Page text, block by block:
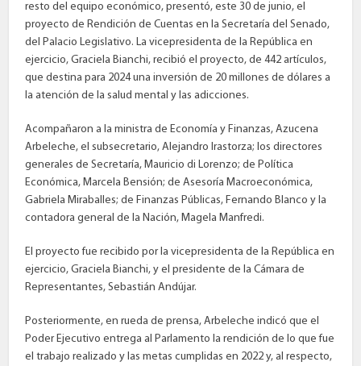
resto del equipo económico, presentó, este 30 de junio, el
proyecto de Rendición de Cuentas en la Secretaría del Senado,
del Palacio Legislativo. La vicepresidenta de la República en
ejercicio, Graciela Bianchi, recibió el proyecto, de 442 artículos,
que destina para 2024 una inversión de 20 millones de dólares a
la atención de la salud mental y las adicciones.
Acompañaron a la ministra de Economía y Finanzas, Azucena
Arbeleche, el subsecretario, Alejandro Irastorza; los directores
generales de Secretaría, Mauricio di Lorenzo; de Política
Económica, Marcela Bensión; de Asesoría Macroeconómica,
Gabriela Miraballes; de Finanzas Públicas, Fernando Blanco y la
contadora general de la Nación, Magela Manfredi.
El proyecto fue recibido por la vicepresidenta de la República en
ejercicio, Graciela Bianchi, y el presidente de la Cámara de
Representantes, Sebastián Andújar.
Posteriormente, en rueda de prensa, Arbeleche indicó que el
Poder Ejecutivo entrega al Parlamento la rendición de lo que fue
el trabajo realizado y las metas cumplidas en 2022 y, al respecto,